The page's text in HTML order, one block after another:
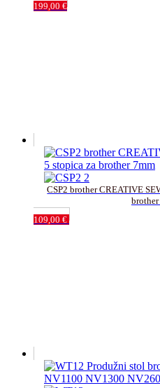
199,00 €
CSP2 brother CREATIVE
109,00 €